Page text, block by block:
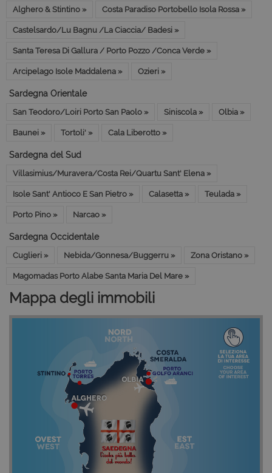
Alghero & Stintino » Costa Paradiso Portobello Isola Rossa »
Castelsardo/Lu Bagnu /La Ciaccia/ Badesi »
Santa Teresa Di Gallura / Porto Pozzo /Conca Verde »
Arcipelago Isole Maddalena » Ozieri »
Sardegna Orientale
San Teodoro/Loiri Porto San Paolo » Siniscola » Olbia »
Baunei » Tortoli' » Cala Liberotto »
Sardegna del Sud
Villasimius/Muravera/Costa Rei/Quartu Sant' Elena »
Isole Sant' Antioco E San Pietro » Calasetta » Teulada »
Porto Pino » Narcao »
Sardegna Occidentale
Cuglieri » Nebida/Gonnesa/Buggerru » Zona Oristano »
Magomadas Porto Alabe Santa Maria Del Mare »
Mappa degli immobili